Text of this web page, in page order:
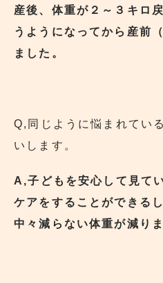
産後、体重が２～３キロ
うようになってから産前
ました。
Q,同じように悩まれてい
いします。
A,子どもを安心して見て
ケアをすることができる
中々減らない体重が減り